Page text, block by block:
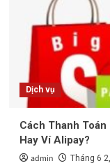
Dịch vụ
Cách Thanh
Hay Ví Alipay?
admin Tháng 6